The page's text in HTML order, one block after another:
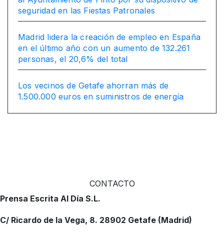
seguridad en las Fiestas Patronales
Madrid lidera la creación de empleo en España
en el último año con un aumento de 132.261
personas, el 20,6% del total
Los vecinos de Getafe ahorran más de
1.500.000 euros en suministros de energía
CONTACTO
Prensa Escrita Al Día S.L.
C/ Ricardo de la Vega, 8. 28902 Getafe (Madrid)